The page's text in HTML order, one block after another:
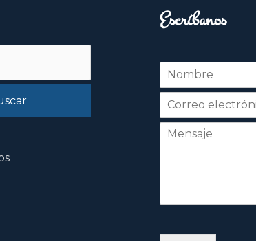
Escríbanos
m
r
Nombre